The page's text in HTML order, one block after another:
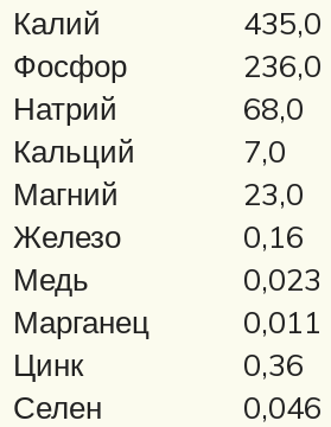
Калий
435,0
Фосфор
236,0
Натрий
68,0
Кальций
7,0
Магний
23,0
Железо
0,16
Медь
0,023
Марганец
0,011
Цинк
0,36
Селен
0,046